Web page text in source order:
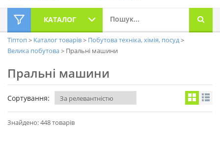
КАТАЛОГ
Тіптоп Каталог товарів
Побутова техніка, хімія, посуд
Велика побутова
Пральні машини
Пральні машини
Сортування:
Знайдено: 448 товарів